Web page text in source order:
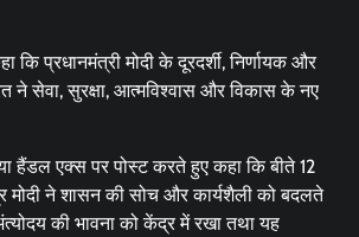
प्रधानमंत्री मोदी के दूरदर्शी, निर्णायक और
ने सेवा, सुरक्षा, आत्मविश्वास और विकास के नए
हैंडल एक्स पर पोस्ट करते हुए कहा कि बीते 12
मोदी ने शासन की सोच और कार्यशैली को बदलते
की भावना को केंद्र में रखा तथा यह